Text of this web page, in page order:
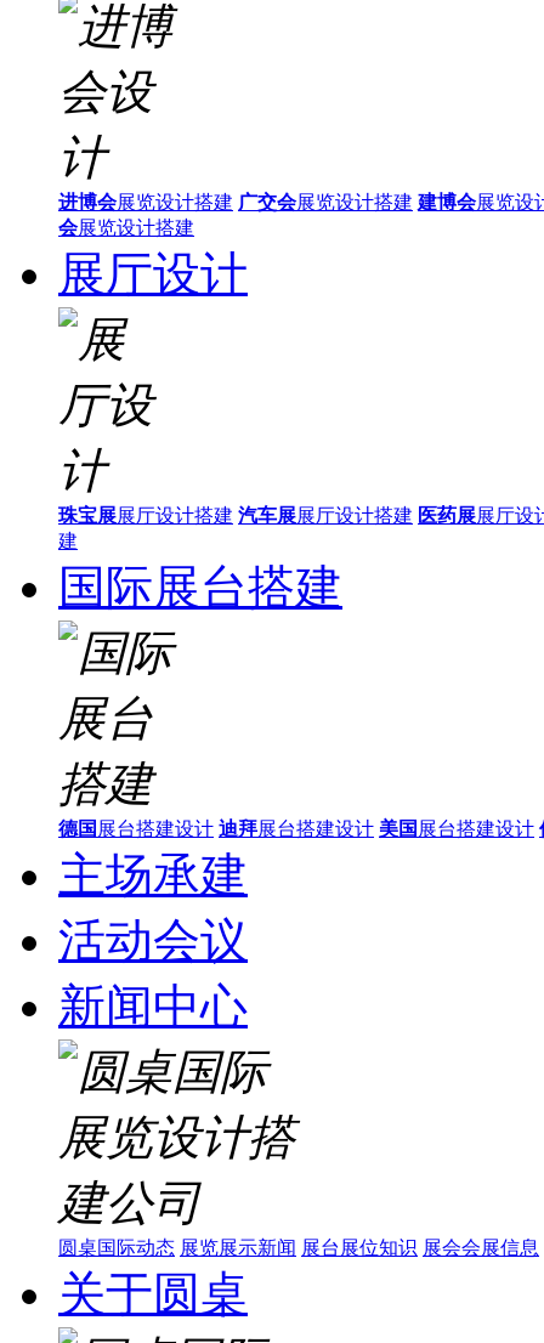
进博会展览设计搭建 广交会展览设计搭建 建博会展览设
会展览设计搭建
展厅设计
珠宝展展厅设计搭建 汽车展展厅设计搭建 医药展展厅设
建
国际展台搭建
德国 展台搭建设计 迪拜展台搭建设计 美国 展台搭建设计
主场承建
活动会议
新闻中心
圆桌国际动态 展览展示新闻 展台展位知识 展会会展信息
关于圆桌